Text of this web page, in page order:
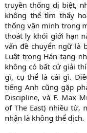
truyền thống dị biệt,
không thể tìm thấy
thống văn minh trong
thoát ly khỏi giới hạn
vấn đề chuyển ngữ là
Luật trong Hán tạng
không có bất cứ giải
gì, cụ thể là cái gì.
tiếng Anh cũng gặp
Discipline, và F. Max
of The East) nhiều từ,
nhận là không thể dịch.